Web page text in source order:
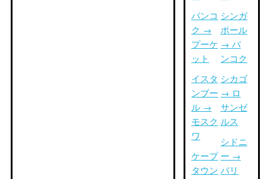
バンコ
ク →
プーケ
ット
イスタ
ンブー
ル →
モスク
ワ
ケープ
タウン
シンガ
ポール
→ バ
ンコク
シカゴ
→ ロ
サンゼ
ルス
シドニ
ー →
バリ